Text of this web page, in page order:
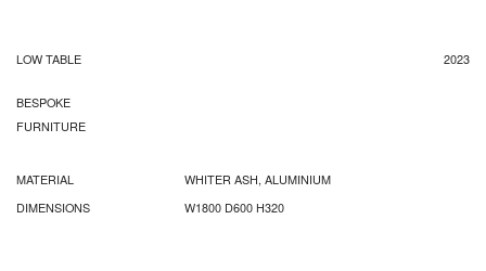
LOW TABLE 2023
BESPOKE
FURNITURE
MATERIAL
DIMENSIONS
WHITER ASH, ALUMINIUM
W1800 D600 H320